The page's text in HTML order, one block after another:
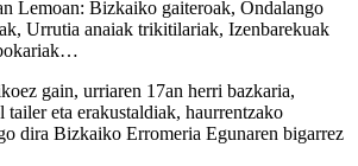
Lemoan: Bizkaiko gaiteroak, Ondalango
Urrutia anaiak trikitilariak, Izenbarekuak
gain, urriaren 17an herri bazkaria,
eta erakustaldiak, haurrentzako
dira Bizkaiko Erromeria Egunaren bigarrez